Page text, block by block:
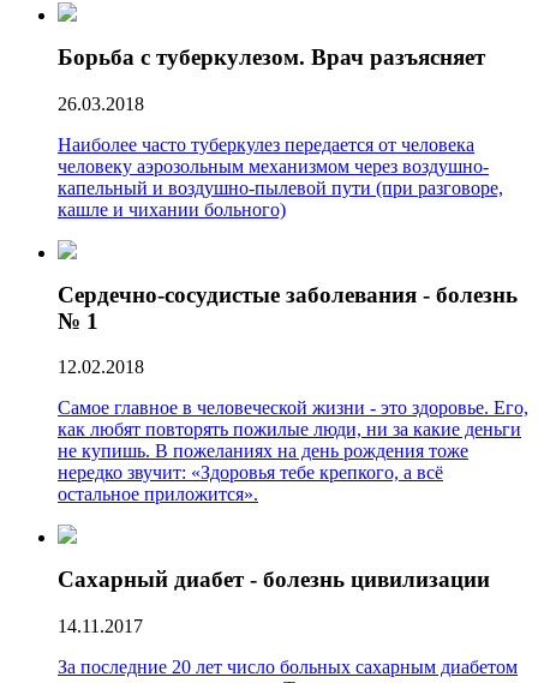
Борьба с туберкулезом. Врач разъясняет
26.03.2018
Наиболее часто туберкулез передается от человека
человеку аэрозольным механизмом через воздушно-
капельный и воздушно-пылевой пути (при разговоре,
кашле и чихании больного)
Сердечно-сосудистые заболевания - болезнь
№ 1
12.02.2018
Самое главное в человеческой жизни - это здоровье. Его,
как любят повторять пожилые люди, ни за какие деньги
не купишь. В пожеланиях на день рождения тоже
нередко звучит: «Здоровья тебе крепкого, а всё
остальное приложится».
Сахарный диабет - болезнь цивилизации
14.11.2017
За последние 20 лет число больных сахарным диабетом